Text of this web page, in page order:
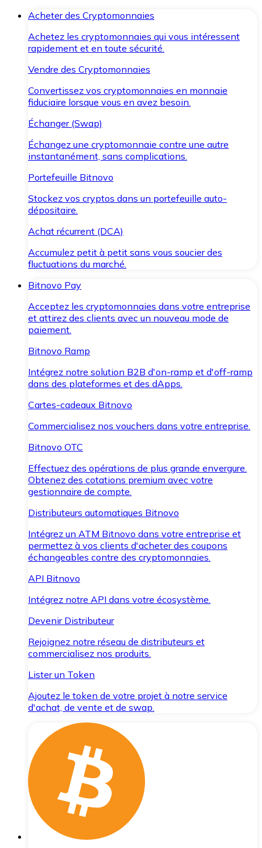
Acheter des Cryptomonnaies
Achetez les cryptomonnaies qui vous intéressent
rapidement et en toute sécurité.
Vendre des Cryptomonnaies
Convertissez vos cryptomonnaies en monnaie
fiduciaire lorsque vous en avez besoin.
Échanger (Swap)
Échangez une cryptomonnaie contre une autre
instantanément, sans complications.
Portefeuille Bitnovo
Stockez vos cryptos dans un portefeuille auto-
dépositaire.
Achat récurrent (DCA)
Accumulez petit à petit sans vous soucier des
fluctuations du marché.
Bitnovo Pay
Acceptez les cryptomonnaies dans votre entreprise
et attirez des clients avec un nouveau mode de
paiement.
Bitnovo Ramp
Intégrez notre solution B2B d'on-ramp et d'off-ramp
dans des plateformes et des dApps.
Cartes-cadeaux Bitnovo
Commercialisez nos vouchers dans votre entreprise.
Bitnovo OTC
Effectuez des opérations de plus grande envergure.
Obtenez des cotations premium avec votre
gestionnaire de compte.
Distributeurs automatiques Bitnovo
Intégrez un ATM Bitnovo dans votre entreprise et
permettez à vos clients d'acheter des coupons
échangeables contre des cryptomonnaies.
API Bitnovo
Intégrez notre API dans votre écosystème.
Devenir Distributeur
Rejoignez notre réseau de distributeurs et
commercialisez nos produits.
Lister un Token
Ajoutez le token de votre projet à notre service
d'achat, de vente et de swap.